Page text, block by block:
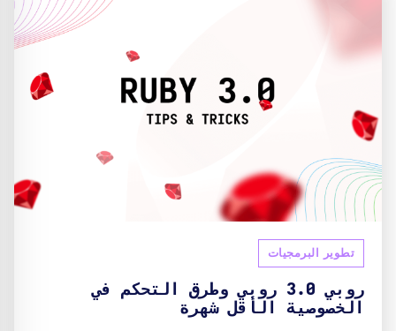
تطوير البرمجيات
روبي 3.0 روبي وطرق التحكم في
الخصوصية الأقل شهرة